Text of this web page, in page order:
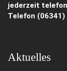
jederzeit
Telefon (06341)
Aktuelles